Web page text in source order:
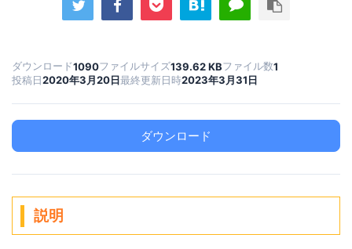
ダウンロード1090ファイルサイズ139.62 KBファイル数1
投稿日2020年3月20日最終更新日時2023年3月31日
ダウンロード
説明